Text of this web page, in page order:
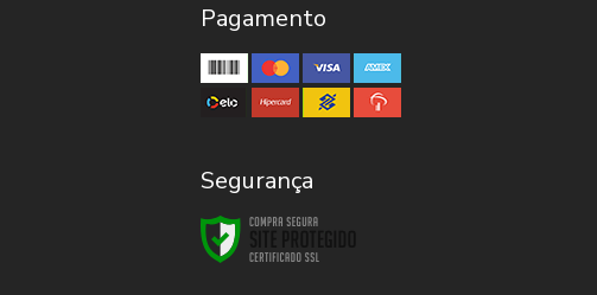
Pagamento
Segurança